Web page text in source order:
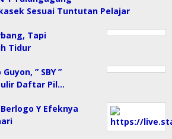
Sesuai Tuntutan Pelajar
Tapi
Tidur
” SBY ”
Daftar Pil…
Y Efeknya